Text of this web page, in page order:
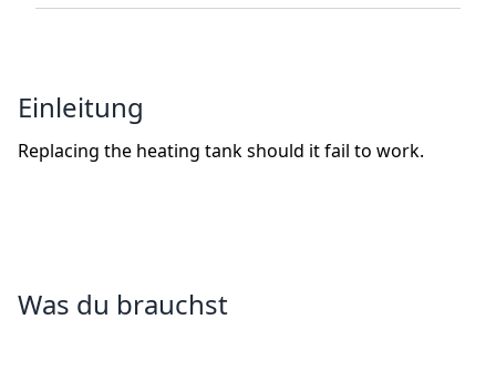
Einleitung
Replacing the heating tank should it fail to work.
Was du brauchst